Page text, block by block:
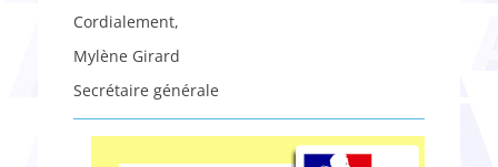
Cordialement,
Mylène Girard
Secrétaire générale